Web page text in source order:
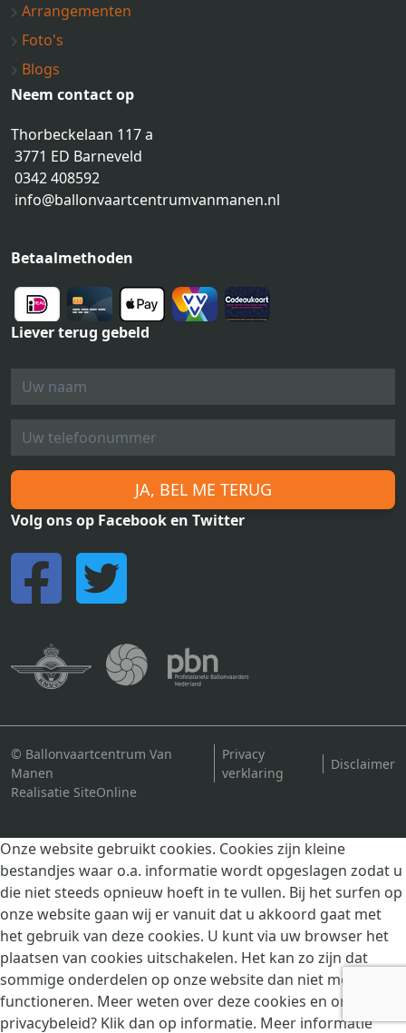
Arrangementen
Foto's
Blogs
Neem contact op
Thorbeckelaan 117 a
3771 ED Barneveld
0342 408592
info@ballonvaartcentrumvanmanen.nl
Betaalmethoden
Liever terug gebeld
JA, BEL ME TERUG
Volg ons op Facebook en Twitter
© Ballonvaartcentrum Van
Manen
Privacy
verklaring
Disclaimer
Realisatie SiteOnline
Onze website gebruikt cookies. Cookies zijn kleine
bestandjes waar o.a. informatie wordt opgeslagen zodat u
die niet steeds opnieuw hoeft in te vullen. Bij het surfen op
onze website gaan wij er vanuit dat u akkoord gaat met
het gebruik van deze cookies. U kunt via uw browser het
plaatsen van cookies uitschakelen. Het kan zo zijn dat
sommige onderdelen op onze website dan niet meer goed
functioneren. Meer weten over deze cookies en ons
privacybeleid? Klik dan op informatie. Meer informatie